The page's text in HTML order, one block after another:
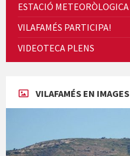
Cicle de Cine i Dones rurals
ESTACIÓ METEORÒLOGICA
VILAFAMÉS PARTICIPA!
VIDEOTECA PLENS
VILAFAMÉS EN IMAGES